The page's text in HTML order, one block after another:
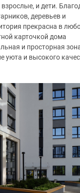
и дети.
деревьев и
прекрасна в
карточкой дома
и просторная
уюта и высокого